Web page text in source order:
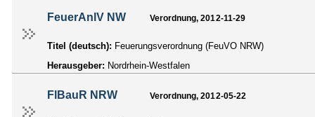
FeuerAnlV NW Verordnung, 2012-11-29
Titel (deutsch): Feuerungsverordnung (FeuVO NRW)
Herausgeber: Nordrhein-Westfalen
FlBauR NRW Verordnung, 2012-05-22